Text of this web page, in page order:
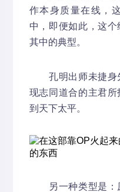
作本身质量在线，
中，即便如此，这
其中的典型。
孔明出师未捷身
现志同道合的主君
到天下太平。
另一种类型是：